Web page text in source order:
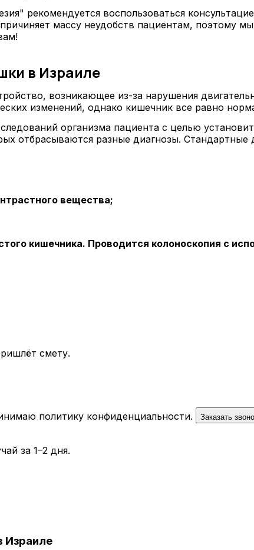
рекомендуется воспользоваться
массу неудобств пациентам, поэтому
в Израиле
возникающее из-за нарушения
изменений, однако кишечник все равно
организма пациента с целью
отбрасываются разные диагнозы.
вещества;
кишечника. Проводится колоноскопия с
смету.
политику конфиденциальности. Заказать
за 1–2 дня.
Израиле